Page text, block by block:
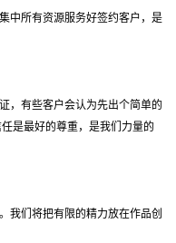
中所有资源服务好签约客户，是
，有些客户会认为先出个简单的
是最好的尊重，是我们力量的
我们将把有限的精力放在作品创